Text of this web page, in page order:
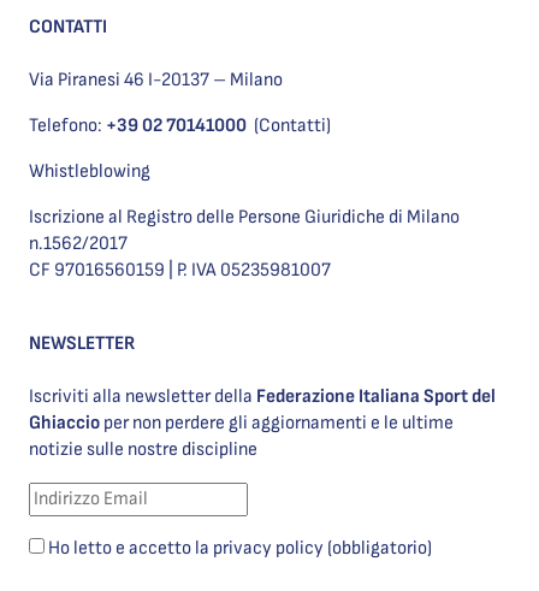
CONTATTI
Via Piranesi 46 I-20137 – Milano
Telefono: +39 02 70141000 (Contatti)
Whistleblowing
Iscrizione al Registro delle Persone Giuridiche di Milano
n.1562/2017
CF 97016560159 | P. IVA 05235981007
NEWSLETTER
Iscriviti alla newsletter della Federazione Italiana Sport del
Ghiaccio per non perdere gli aggiornamenti e le ultime
notizie sulle nostre discipline
Ho letto e accetto la privacy policy (obbligatorio)